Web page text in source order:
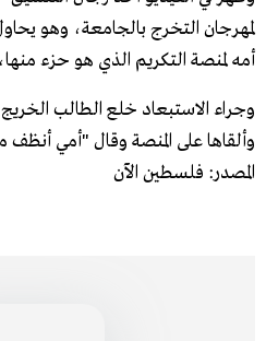
لمهرجان التخرج بالجامعة، وهو
أمه لمنصة التكريم الذي هو حزء
وجراء الاستبعاد خلع الطالب الخريج
وألقاها على المنصة وقال "أمي
المصدر: فلسطين الآن